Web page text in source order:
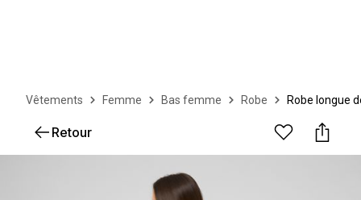
Vêtements Femme Bas femme Robe Robe longue
Retour